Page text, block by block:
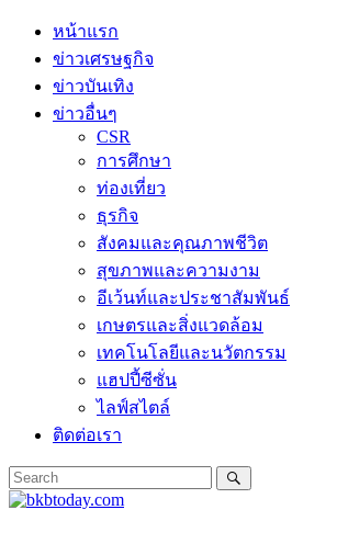
Skip
content
หน้าแรก
ข่าวเศรษฐกิจ
ข่าวบันเทิง
ข่าวอื่นๆ
CSR
การศึกษา
ท่องเที่ยว
ธุรกิจ
สังคมและคุณภาพชีวิต
สุขภาพและความงาม
อีเว้นท์และประชาสัมพันธ์
เกษตรและสิ่งแวดล้อม
เทคโนโลยีและนวัตกรรม
แฮปปี้ซีซั่น
ไลฟ์สไตล์
ติดต่อเรา